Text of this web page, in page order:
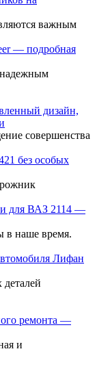
важным
— подробная
надежным
дизайн,
совершенства
без особых
для ВАЗ 2114 —
в наше время.
Лифан
ремонта —
и